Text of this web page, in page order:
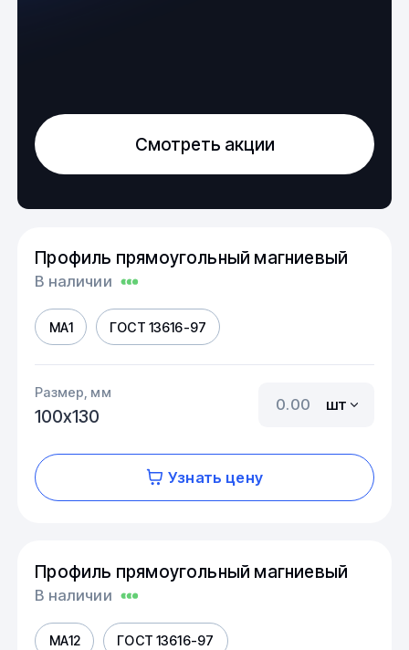
Смотреть акции
Профиль прямоугольный магниевый
В наличии
МА1 ГОСТ 13616-97
Размер, мм
100х130
шт
Узнать цену
Профиль прямоугольный магниевый
В наличии
МА12 ГОСТ 13616-97